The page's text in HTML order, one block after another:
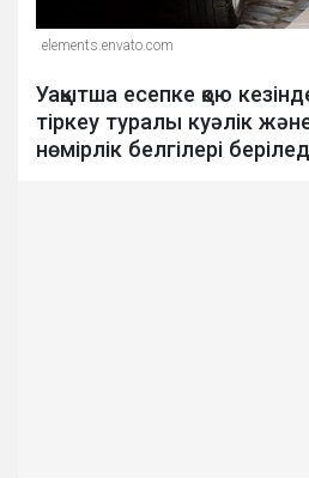
elements.envato.com
Уақытша есепке қою
тіркеу туралы куәлік
нөмірлік белгілері